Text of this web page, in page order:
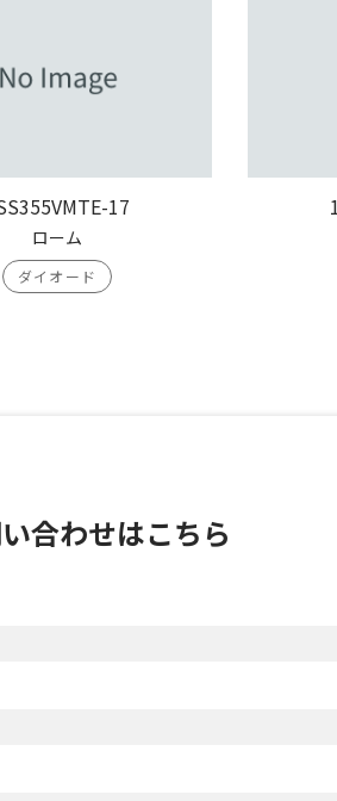
17
ローム
ダイオード
合わせはこちら